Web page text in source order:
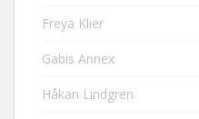
Freya Klier
Gabis Annex
Håkan Lindgren